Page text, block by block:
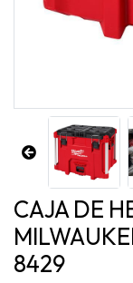
CAJA DE
8429